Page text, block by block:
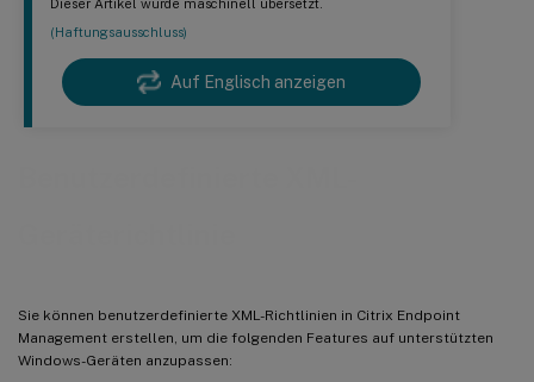
Dieser Artikel wurde maschinell übersetzt.
(Haftungsausschluss)
Auf Englisch anzeigen
Sie können benutzerdefinierte XML-Richtlinien in Citrix Endpoint
Management erstellen, um die folgenden Features auf unterstützten
Windows-Geräten anzupassen: